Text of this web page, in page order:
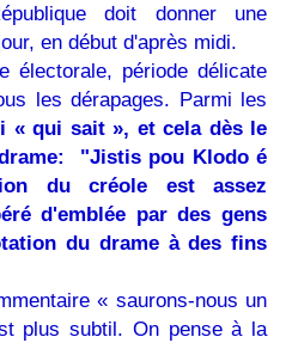
doit donner une
en début d'après midi.
électorale, période délicate
les dérapages. Parmi les
« qui sait », et cela dès le
"Jistis pou Klodo é
du créole est assez
d'emblée par des gens
du drame à des fins
« saurons-nous un
plus subtil. On pense à la